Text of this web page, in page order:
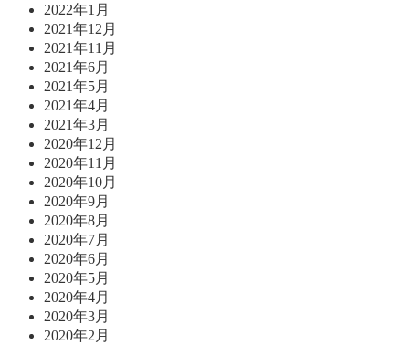
2022年1月
2021年12月
2021年11月
2021年6月
2021年5月
2021年4月
2021年3月
2020年12月
2020年11月
2020年10月
2020年9月
2020年8月
2020年7月
2020年6月
2020年5月
2020年4月
2020年3月
2020年2月